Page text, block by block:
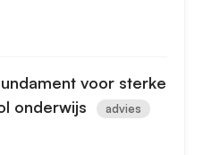
voor sterke
onderwijs
advies